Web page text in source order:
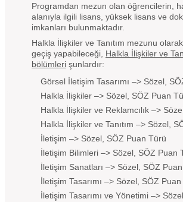
Programdan mezun olan öğrencilerin,
alanıyla ilgili lisans, yüksek lisans ve
imkanları bulunmaktadır.
Halkla İlişkiler ve Tanıtım mezunu
geçiş yapabileceği, Halkla İlişkiler ve
bölümleri şunlardır:
Görsel İletişim Tasarımı –> Sözel,
Halkla İlişkiler –> Sözel, SÖZ Puan
Halkla İlişkiler ve Reklamcılık –>
Halkla İlişkiler ve Tanıtım –> Sözel,
İletişim –> Sözel, SÖZ Puan Türü
İletişim Bilimleri –> Sözel, SÖZ Puan
İletişim Sanatları –> Sözel, SÖZ
İletişim Tasarımı –> Sözel, SÖZ
İletişim Tasarımı ve Yönetimi –>